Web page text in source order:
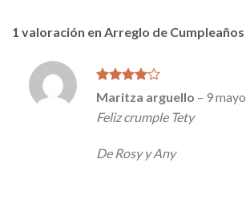
1 valoración en Arreglo de Cumpleaños
Valorado
en4 de
5
Maritza arguello – 9
Feliz crumple Tety
De Rosy y Any